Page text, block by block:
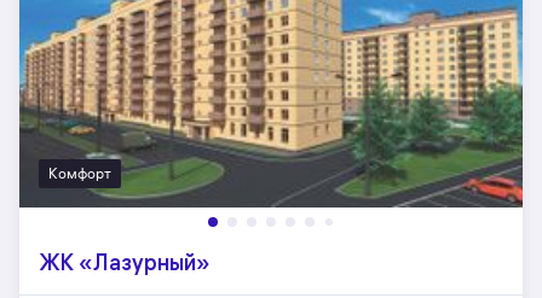
Комфорт
ЖК «Лазурный»